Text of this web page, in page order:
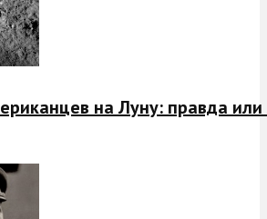
на Луну: правда